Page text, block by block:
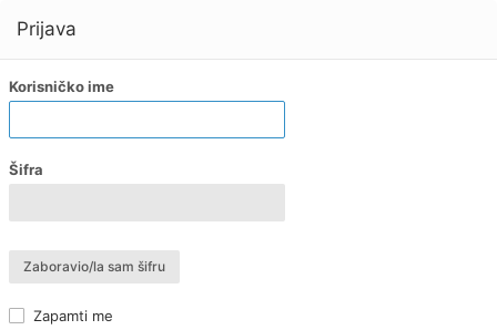
Prijava
Korisničko ime
Šifra
Zaboravio/la sam šifru
Zapamti me